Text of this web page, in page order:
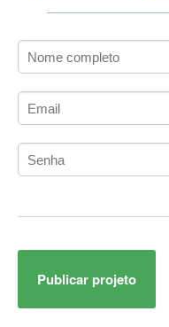
ADK
Administração Acadêmica
Administração de Artistas
Administração de Banco de
Administração de Redes
Administrador de Sistemas
Adobe After Effects
Adobe AIR
Publicar projeto